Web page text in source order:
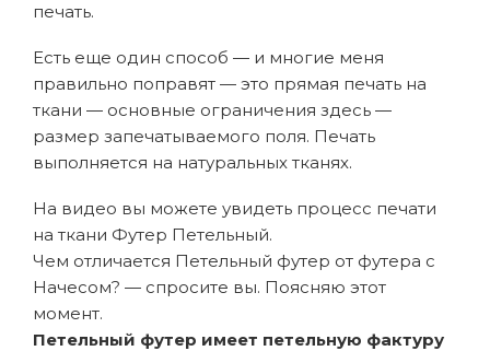
печать.
Есть еще один способ — и многие меня
правильно поправят — это прямая печать на
ткани — основные ограничения здесь —
размер запечатываемого поля. Печать
выполняется на натуральных тканях.
На видео вы можете увидеть процесс печати
на ткани Футер Петельный.
Чем отличается Петельный футер от футера с
Начесом? — спросите вы. Поясняю этот
момент.
Петельный футер имеет петельную фактуру